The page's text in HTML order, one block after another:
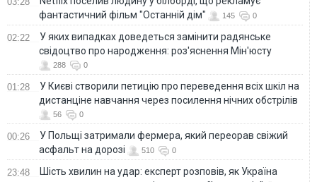
фантастичний фільм "Останній дім"
145 0
02:22
У яких випадках доведеться замінити радянське
свідоцтво про народження: роз'яснення Мін'юсту
288 0
01:28
У Києві створили петицію про переведення всіх шкіл на
дистанціне навчання через посилення нічних обстрілів
56 0
00:26
У Польщі затримали фермера, який переорав свіжий
асфальт на дорозі
510 0
23:48
Шість хвилин на удар: експерт розповів, як Україна